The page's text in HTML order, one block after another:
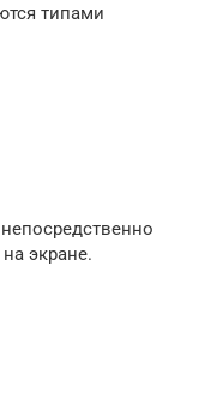
типами
экране.